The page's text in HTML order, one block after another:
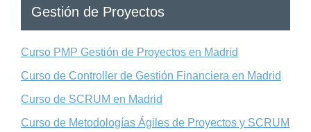
Gestión de Proyectos
Curso PMP Gestión de Proyectos en Madrid
Curso de Controller de Gestión Financiera en Madrid
Curso de SCRUM en Madrid
Curso de Metodologías Ágiles de Proyectos y SCRUM